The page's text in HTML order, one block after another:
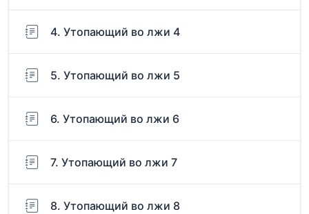
4. Утопающий во лжи 4
5. Утопающий во лжи 5
6. Утопающий во лжи 6
7. Утопающий во лжи 7
8. Утопающий во лжи 8